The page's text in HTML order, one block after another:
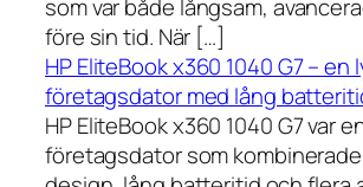
som var både långsam,
före sin tid. När […]
HP EliteBook x360 1040 G7 – en
företagsdator med lång
HP EliteBook x360 1040 G7 var
företagsdator som